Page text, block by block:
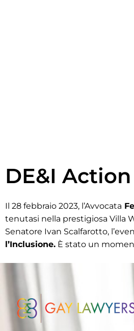
DE&I
Il 28 febbraio 2023, l’Avvocata
tenutasi nella prestigiosa Villa
Senatore Ivan Scalfarotto,
l’Inclusione. È stato un